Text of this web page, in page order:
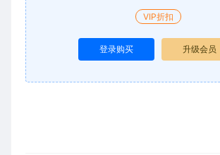
VIP折扣
登录购买 升级会员